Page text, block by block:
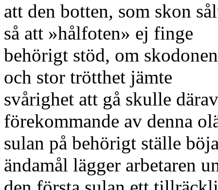
att den botten, som skon
så att »hålfoten» ej finge
behörigt stöd, om
och stor trötthet jämte
svårighet att gå skulle
förekommande av denna
sulan på behörigt ställe
ändamål lägger arbetaren